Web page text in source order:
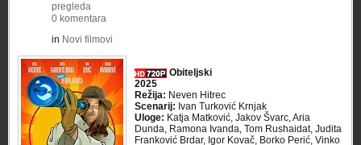
pregleda
0 komentara
in Novi filmovi
Obiteljski
2025
Režija: Neven Hitrec
Scenarij: Ivan Turković Krnjak
Uloge: Katja Matković, Jakov Švarc, Aria
Dunda, Ramona Ivanda, Tom Rushaidat, Judita
Franković Brdar, Igor Kovač, Borko Perić, Vinko